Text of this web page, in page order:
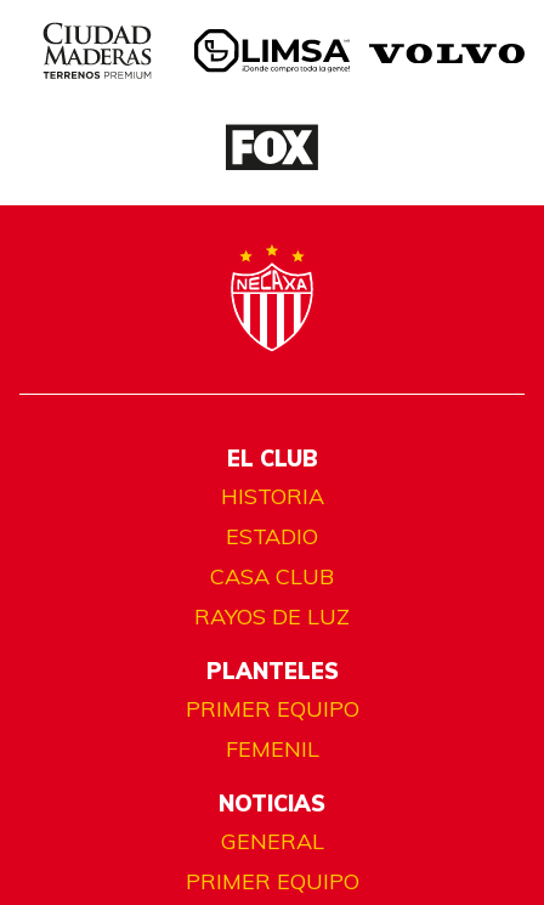
EL CLUB
HISTORIA
ESTADIO
CASA CLUB
RAYOS DE LUZ
PLANTELES
PRIMER EQUIPO
FEMENIL
NOTICIAS
GENERAL
PRIMER EQUIPO